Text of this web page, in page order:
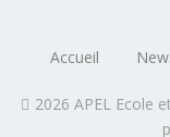
Accueil
2026 APEL Ecole